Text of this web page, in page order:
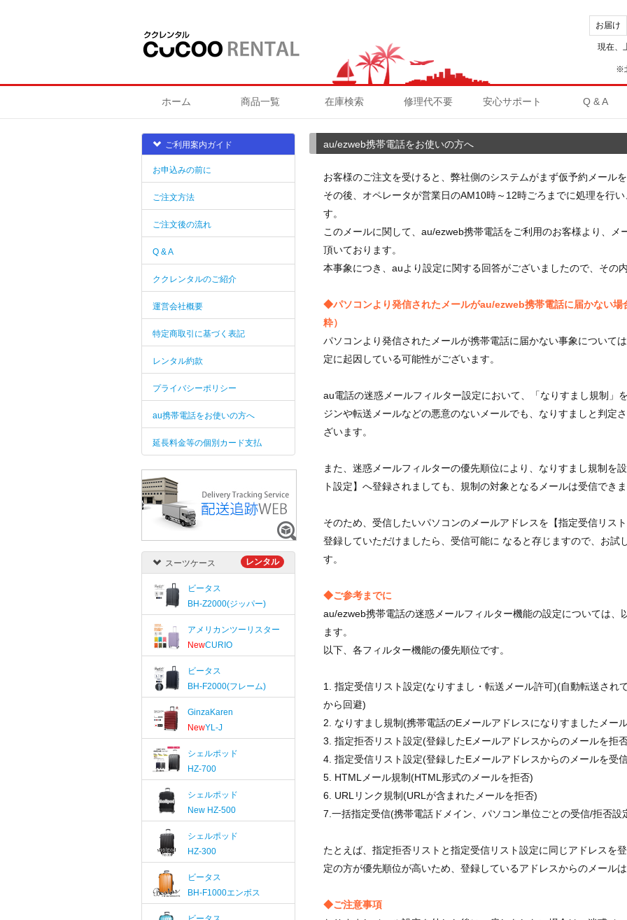
お届け
現在、
※
ホーム 商品一覧 在庫検索 修理代不要 安心サポート Q & A
au/ezweb携帯電話をお使いの方へ
お客様のご注文を受けると、弊社側のシステムがまず仮予約メール
その後、オペレータが営業日のAM10時～12時ごろまでに処理を行
す。
このメールに関して、au/ezweb携帯電話をご利用のお客様より、メ
頂いております。
本事象につき、auより設定に関する回答がございましたので、その
◆パソコンより発信されたメールがau/ezweb携帯電話に届かない場
粋）
パソコンより発信されたメールが携帯電話に届かない事象について
定に起因している可能性がございます。
au電話の迷惑メールフィルター設定において、「なりすまし規制」
ジンや転送メールなどの悪意のないメールでも、なりすましと判定
ざいます。
また、迷惑メールフィルターの優先順位により、なりすまし規制を
ト設定】へ登録されましても、規制の対象となるメールは受信できま
そのため、受信したいパソコンのメールアドレスを【指定受信リス
登録していただけましたら、受信可能に なると存じますので、お試
す。
◆ご参考までに
au/ezweb携帯電話の迷惑メールフィルター機能の設定については、
ます。
以下、各フィルター機能の優先順位です。
1. 指定受信リスト設定(なりすまし・転送メール許可)(自動転送され
から回避)
2. なりすまし規制(携帯電話のEメールアドレスになりすましたメー
3. 指定拒否リスト設定(登録したEメールアドレスからのメールを拒
4. 指定受信リスト設定(登録したEメールアドレスからのメールを受
5. HTMLメール規制(HTML形式のメールを拒否)
6. URLリンク規制(URLが含まれたメールを拒否)
7.一括指定受信(携帯電話ドメイン、パソコン単位ごとの受信/拒否設
たとえば、指定拒否リストと指定受信リスト設定に同じアドレスを
定の方が優先順位が高いため、登録しているアドレスからのメール
◆ご注意事項
ご利用案内ガイド
お申込みの前に
ご注文方法
ご注文後の流れ
Q & A
ククレンタルのご紹介
運営会社概要
特定商取引に基づく表記
レンタル約款
プライバシーポリシー
au携帯電話をお使いの方へ
延長料金等の個別カード支払
スーツケース レンタル
ビータス
BH-Z2000(ジッパー)
アメリカンツーリスター
NewCURIO
ビータス
BH-F2000(フレーム)
GinzaKaren
NewYL-J
シェルポッド
HZ-700
シェルポッド
New HZ-500
シェルポッド
HZ-300
ビータス
BH-F1000エンボス